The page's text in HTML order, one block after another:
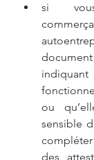
si
ou
sensible
des